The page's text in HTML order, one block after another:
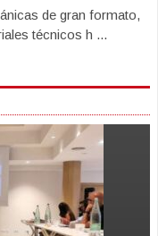
de gran formato,
técnicos h ...